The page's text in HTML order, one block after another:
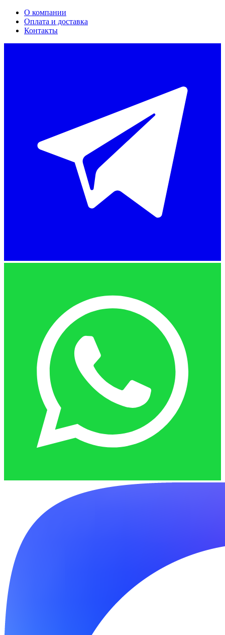
О компании
Оплата и доставка
Контакты